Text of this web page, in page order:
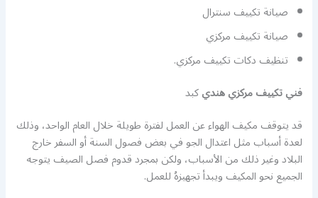
صيانة تكييف سنترال
صيانة تكييف مركزي
تنظيف دكات تكييف مركزي.
فني تكييف مركزي هنديكبد
قد يتوقف مكيف الهواء عن العمل لفترة طويلة خلال العام الواحد، وذلك
لعدة أسباب مثل اعتدال الجو في بعض فصول السنة أو السفر خارج
البلاد وغير ذلك من الأسباب، ولكن بمجرد قدوم فصل الصيف يتوجه
الجميع نحو المكيف ويبدأ تجهيزهُ للعمل.